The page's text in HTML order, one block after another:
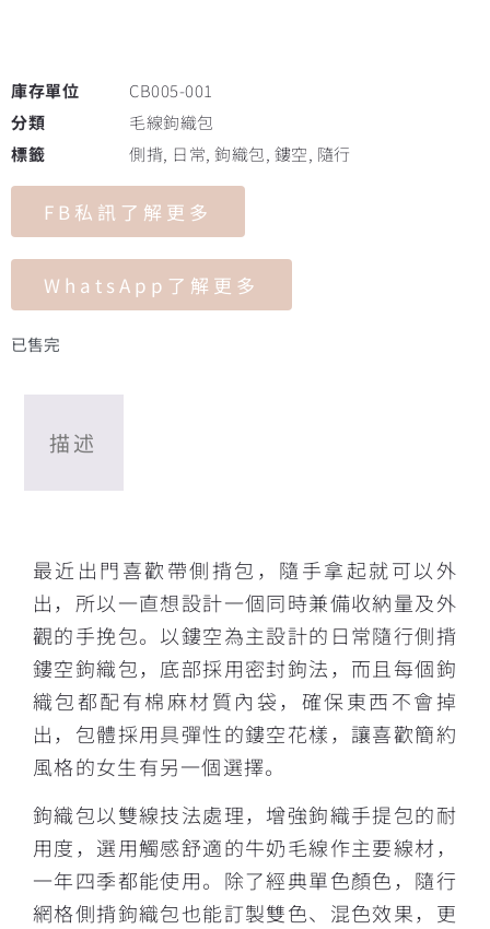
庫存單位
CB005-001
分類
毛線鉤織包
標籤
側揹, 日常, 鉤織包, 鏤空, 隨行
FB私訊了解更多
WhatsApp了解更多
已售完
描述
最近出門喜歡帶側揹包，隨手拿起就可以外
出，所以一直想設計一個同時兼備收納量及外
觀的手挽包。以鏤空為主設計的日常隨行側揹
鏤空鉤織包，底部採用密封鉤法，而且每個鉤
織包都配有棉麻材質內袋，確保東西不會掉
出，包體採用具彈性的鏤空花樣，讓喜歡簡約
風格的女生有另一個選擇。
鉤織包以雙線技法處理，增強鉤織手提包的耐
用度，選用觸感舒適的牛奶毛線作主要線材，
一年四季都能使用。除了經典單色顏色，隨行
網格側揹鉤織包也能訂製雙色、混色效果，更